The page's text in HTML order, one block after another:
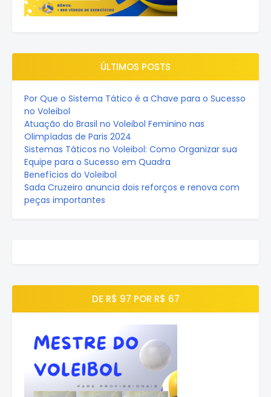
ÚLTIMOS POSTS
Por Que o Sistema Tático é a Chave para o Sucesso
no Voleibol
Atuação do Brasil no Voleibol Feminino nas
Olimpíadas de Paris 2024
Sistemas Táticos no Voleibol: Como Organizar sua
Equipe para o Sucesso em Quadra
Benefícios do Voleibol
Sada Cruzeiro anuncia dois reforços e renova com
peças importantes
DE R$ 97 POR R$ 67